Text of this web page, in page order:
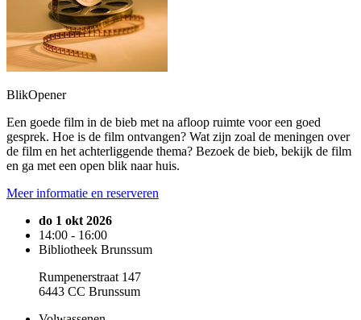
BlikOpener
Een goede film in de bieb met na afloop ruimte voor een goed
gesprek. Hoe is de film ontvangen? Wat zijn zoal de meningen over
de film en het achterliggende thema? Bezoek de bieb, bekijk de film
en ga met een open blik naar huis.
Meer informatie en reserveren
do 1 okt 2026
14:00 - 16:00
Bibliotheek Brunssum
Rumpenerstraat 147
6443 CC Brunssum